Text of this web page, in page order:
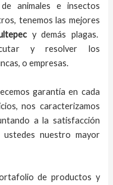
animales e insectos
tenemos las mejores
y demás plagas.
y resolver los
o empresas.
garantía en cada
nos caracterizamos
a la satisfacción
nuestro mayor
de productos y